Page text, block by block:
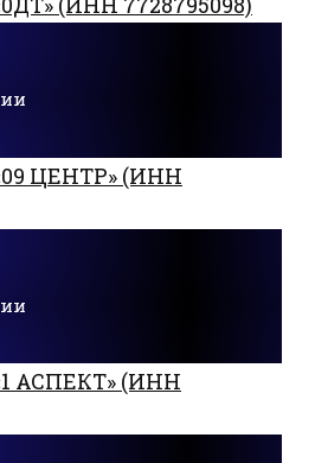
ЦЕНТР» (ИНН
АСПЕКТ» (ИНН